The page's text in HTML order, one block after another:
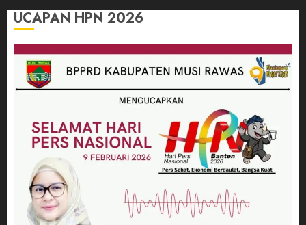
UCAPAN HPN 2026